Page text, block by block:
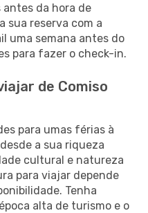
da hora de
sua reserva com a
uma semana antes do
para fazer o check-in.
de Comiso
para umas férias à
a sua riqueza
cultural e natureza
para viajar depende
Tenha
alta de turismo e o